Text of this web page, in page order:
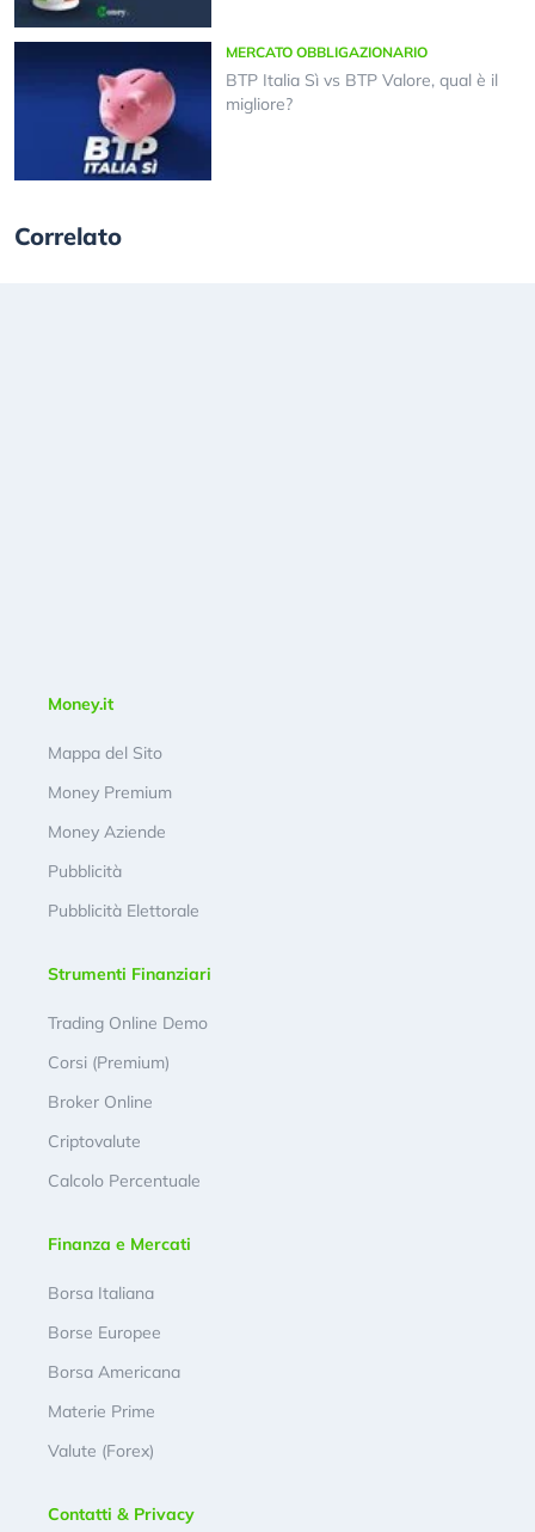
MERCATO OBBLIGAZIONARIO
BTP Italia Sì vs BTP Valore, qual è il
migliore?
Correlato
Money.it
Mappa del Sito
Money Premium
Money Aziende
Pubblicità
Pubblicità Elettorale
Strumenti Finanziari
Trading Online Demo
Corsi (Premium)
Broker Online
Criptovalute
Calcolo Percentuale
Finanza e Mercati
Borsa Italiana
Borse Europee
Borsa Americana
Materie Prime
Valute (Forex)
Contatti & Privacy